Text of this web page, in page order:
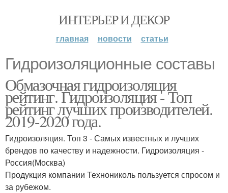
ИНТЕРЬЕР И ДЕКОР
главная новости статьи
Гидроизоляционные составы
Обмазочная гидроизоляция
рейтинг. Гидроизоляция - Топ
рейтинг лучших производителей.
2019-2020 года.
Гидроизоляция. Топ 3 - Самых известных и лучших
брендов по качеству и надежности. Гидроизоляция -
Россия(Москва)
Продукция компании Технониколь пользуется спросом и
за рубежом.